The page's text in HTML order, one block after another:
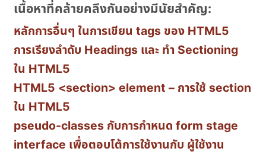
เนื้อหาที่คล้ายคลึงกันอย่างมีนัยสำคัญ:
หลักการอื่นๆ ในการเขียน tags ของ HTML5
การเรียงลำดับ Headings และ ทำ Sectioning
ใน HTML5
HTML5 <section> element – การใช้ section
ใน HTML5
pseudo-classes กับการกำหนด form stage
interface เพื่อตอบโต้การใช้งานกับ ผู้ใช้งาน